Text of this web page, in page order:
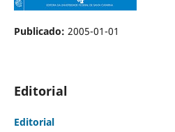
Publicado: 2005-01-01
Editorial
Editorial